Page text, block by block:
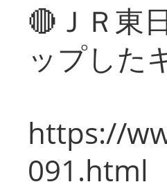
🔴ＪＲ東
ップした
https://
091.html